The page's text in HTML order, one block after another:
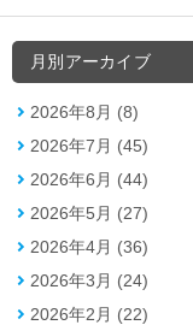
月別アーカイブ
2026年8月 (8)
2026年7月 (45)
2026年6月 (44)
2026年5月 (27)
2026年4月 (36)
2026年3月 (24)
2026年2月 (22)